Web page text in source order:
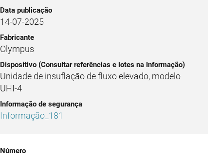
14-07-2025
Olympus
Unidade de insuflação de fluxo elevado, modelo
UHI-4
Informação_181